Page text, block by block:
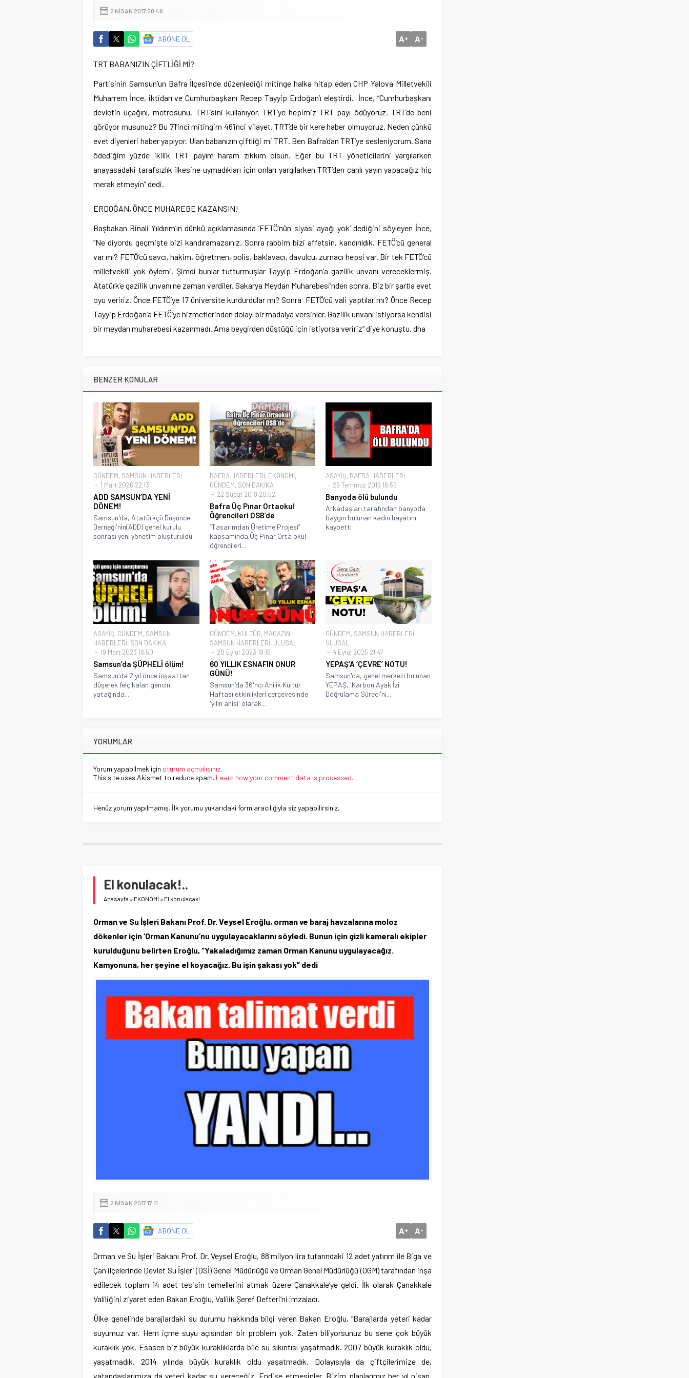
2 NISAN 2017 20:48
ABONE OL A+ A-
TRT BABANIZIN ÇİFTLİĞİ Mİ?
Partisinin Samsun’un Bafra İlçesi’nde düzenlediği mitinge halka hitap eden CHP Yalova Milletvekili
Muharrem İnce, iktidarı ve Cumhurbaşkanı Recep Tayyip Erdoğan’ı eleştirdi. İnce, “Cumhurbaşkanı
devletin uçağını, metrosunu, TRT’sini kullanıyor. TRT’ye hepimiz TRT payı ödüyoruz. TRT’de beni
görüyor musunuz? Bu 71’inci mitingim 46’inci vilayet. TRT’de bir kere haber olmuyoruz. Neden çünkü
evet diyenleri haber yapıyor. Ulan babanızın çiftliği mi TRT. Ben Bafra’dan TRT’ye sesleniyorum. Sana
ödediğim yüzde ikilik TRT payım haram zıkkım olsun. Eğer bu TRT yöneticilerini yargılarken
anayasadaki tarafsızlık ilkesine uymadıkları için onları yargılarken TRT’den canlı yayın yapacağız hiç
merak etmeyin” dedi.
ERDOĞAN, ÖNCE MUHAREBE KAZANSIN!
Başbakan Binali Yıldırım’ın dünkü açıklamasında ‘FETÖ’nün siyasi ayağı yok’ dediğini söyleyen İnce,
“Ne diyordu geçmişte bizi kandıramazsınız. Sonra rabbim bizi affetsin, kandırıldık. FETÖ’cü general
var mı? FETÖ’cü savcı, hakim, öğretmen, polis, baklavacı, davulcu, zurnacı hepsi var. Bir tek FETÖ’cü
milletvekili yok öylemi. Şimdi bunlar tutturmuşlar Tayyip Erdoğan’a gazilik unvanı vereceklermiş.
Atatürk’e gazilik unvanı ne zaman verdiler. Sakarya Meydan Muharebesi’nden sonra. Biz bir şartla evet
oyu veririz. Önce FETÖ’ye 17 üniversite kurdurdular mı? Sonra FETÖ’cü vali yaptılar mı? Önce Recep
Tayyip Erdoğan’a FETÖ’ye hizmetlerinden dolayı bir madalya versinler. Gazilik unvanı istiyorsa kendisi
bir meydan muharebesi kazanmadı. Ama beygirden düştüğü için istiyorsa veririz” diye konuştu. dha
BENZER KONULAR
GÜNDEM, SAMSUN HABERLERİ
1 Mart 2026 22:13
ADD SAMSUN’DA YENİ
DÖNEM!
Samsun'da, Atatürkçü Düşünce
Derneği'nin(ADD) genel kurulu
sonrası yeni yönetim oluşturuldu
BAFRA HABERLERİ, EKONOMİ,
GÜNDEM, SON DAKİKA
22 Şubat 2018 20:52
Bafra Üç Pınar Ortaokul
Öğrencileri OSB’de
“Tasarımdan Üretime Projesi”
kapsamında Üç Pınar Orta okul
öğrencileri...
ASAYİŞ, BAFRA HABERLERİ
29 Temmuz 2019 16:55
Banyoda ölü bulundu
Arkadaşları tarafından banyoda
baygın bulunan kadın hayatını
kaybetti
ASAYİŞ, GÜNDEM, SAMSUN
HABERLERİ, SON DAKİKA
19 Mart 2023 18:50
Samsun’da ŞÜPHELİ ölüm!
Samsun'da 2 yıl önce inşaattan
düşerek felç kalan gencin
yatağında...
GÜNDEM, KÜLTÜR, MAGAZİN,
SAMSUN HABERLERİ, ULUSAL
20 Eylül 2023 19:16
60 YILLIK ESNAFIN ONUR
GÜNÜ!
Samsun’da 36'ncı Ahilik Kültür
Haftası etkinlikleri çerçevesinde
'yılın ahisi' olarak...
GÜNDEM, SAMSUN HABERLERİ,
ULUSAL
4 Eylül 2025 21:47
YEPAŞ’A ‘ÇEVRE’ NOTU!
Samsun'da, genel merkezi bulunan
YEPAŞ, 'Karbon Ayak İzi
Doğrulama Süreci'ni...
YORUMLAR
Yorum yapabilmek için oturum açmalısınız.
This site uses Akismet to reduce spam. Learn how your comment data is processed.
Henüz yorum yapılmamış. İlk yorumu yukarıdaki form aracılığıyla siz yapabilirsiniz.
El konulacak!..
Anasayfa » EKONOMİ » El konulacak!..
Orman ve Su İşleri Bakanı Prof. Dr. Veysel Eroğlu, orman ve baraj havzalarına moloz
dökenler için ‘Orman Kanunu’nu uygulayacaklarını söyledi. Bunun için gizli kameralı ekipler
kurulduğunu belirten Eroğlu, “Yakaladığımız zaman Orman Kanunu uygulayacağız.
Kamyonuna, her şeyine el koyacağız. Bu işin şakası yok” dedi
2 NISAN 2017 17:11
ABONE OL A+ A-
Orman ve Su İşleri Bakanı Prof. Dr. Veysel Eroğlu, 88 milyon lira tutarındaki 12 adet yatırım ile Biga ve
Çan ilçelerinde Devlet Su İşleri (DSİ) Genel Müdürlüğü ve Orman Genel Müdürlüğü (OGM) tarafından inşa
edilecek toplam 14 adet tesisin temellerini atmak üzere Çanakkale’ye geldi. İlk olarak Çanakkale
Valiliğini ziyaret eden Bakan Eroğlu, Valilik Şeref Defteri’ni imzaladı.
Ülke genelinde barajlardaki su durumu hakkında bilgi veren Bakan Eroğlu, “Barajlarda yeteri kadar
suyumuz var. Hem içme suyu açısından bir problem yok. Zaten biliyorsunuz bu sene çok büyük
kuraklık yok. Esasen biz büyük kuraklıklarda bile su sıkıntısı yaşatmadık. 2007 büyük kuraklık oldu,
yaşatmadık. 2014 yılında büyük kuraklık oldu yaşatmadık. Dolayısıyla da çiftçilerimize de,
vatandaşlarımıza da yeteri kadar su vereceğiz. Endişe etmesinler. Bizim planlarımız her yıl nisan,